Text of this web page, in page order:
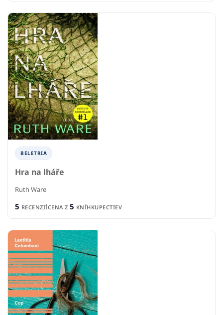
BELETRIA
Hra na lháře
Ruth Ware
5 RECENZIÍCENA Z 5 KNÍHKUPECTIEV